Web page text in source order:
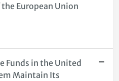
European Union
Funds in the United
Maintain Its